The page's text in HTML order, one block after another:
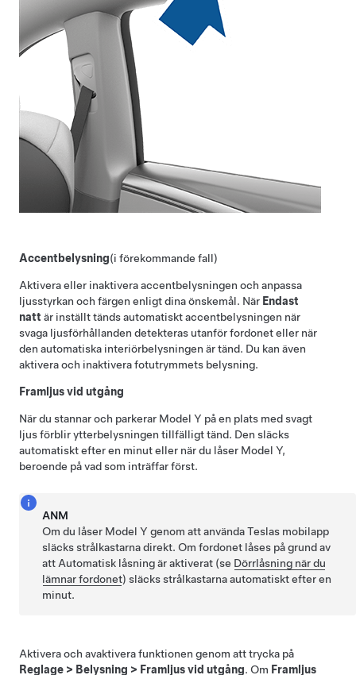
Accentbelysning(i förekommande fall)
Aktivera eller inaktivera accentbelysningen och anpassa
ljusstyrkan och färgen enligt dina önskemål. När Endast
natt är inställt tänds automatiskt accentbelysningen när
svaga ljusförhållanden detekteras utanför fordonet eller när
den automatiska interiörbelysningen är tänd. Du kan även
aktivera och inaktivera fotutrymmets belysning.
Framljus vid utgång
När du stannar och parkerar Model Y på en plats med svagt
ljus förblir ytterbelysningen tillfälligt tänd. Den släcks
automatiskt efter en minut eller när du låser Model Y,
beroende på vad som inträffar först.
ANM
Om du låser Model Y genom att använda Teslas mobilapp
släcks strålkastarna direkt. Om fordonet låses på grund av
att Automatisk låsning är aktiverat (se Dörrlåsning när du
lämnar fordonet) släcks strålkastarna automatiskt efter en
minut.
Aktivera och avaktivera funktionen genom atttrycka på
Reglage > Belysning > Framljus vid utgång. Om Framljus